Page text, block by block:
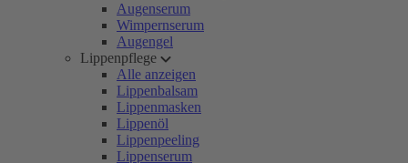
Augenserum
Wimpernserum
Augengel
Lippenpflege
Alle anzeigen
Lippenbalsam
Lippenmasken
Lippenöl
Lippenpeeling
Lippenserum